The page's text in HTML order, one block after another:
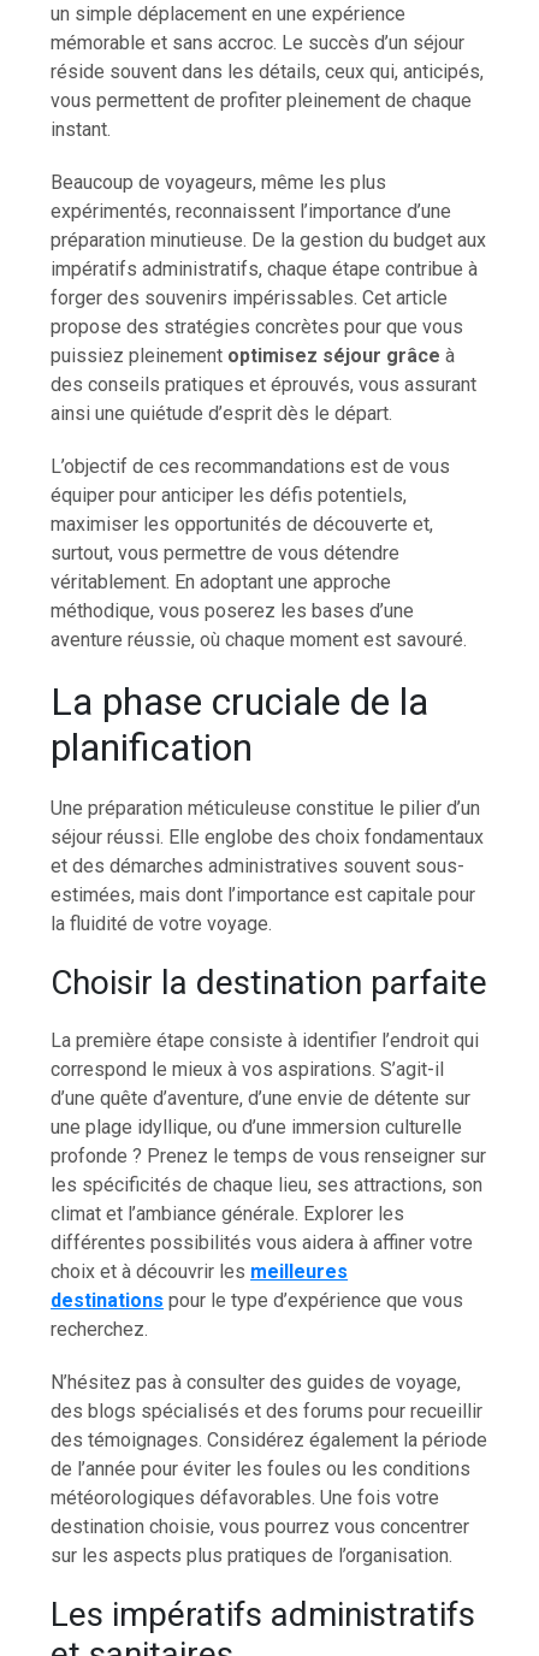
un simple déplacement en une expérience
mémorable et sans accroc. Le succès d’un séjour
réside souvent dans les détails, ceux qui, anticipés,
vous permettent de profiter pleinement de chaque
instant.
Beaucoup de voyageurs, même les plus
expérimentés, reconnaissent l’importance d’une
préparation minutieuse. De la gestion du budget aux
impératifs administratifs, chaque étape contribue à
forger des souvenirs impérissables. Cet article
propose des stratégies concrètes pour que vous
puissiez pleinement optimisez séjour grâce à
des conseils pratiques et éprouvés, vous assurant
ainsi une quiétude d’esprit dès le départ.
L’objectif de ces recommandations est de vous
équiper pour anticiper les défis potentiels,
maximiser les opportunités de découverte et,
surtout, vous permettre de vous détendre
véritablement. En adoptant une approche
méthodique, vous poserez les bases d’une
aventure réussie, où chaque moment est savouré.
La phase cruciale de la
planification
Une préparation méticuleuse constitue le pilier d’un
séjour réussi. Elle englobe des choix fondamentaux
et des démarches administratives souvent sous-
estimées, mais dont l’importance est capitale pour
la fluidité de votre voyage.
Choisir la destination parfaite
La première étape consiste à identifier l’endroit qui
correspond le mieux à vos aspirations. S’agit-il
d’une quête d’aventure, d’une envie de détente sur
une plage idyllique, ou d’une immersion culturelle
profonde ? Prenez le temps de vous renseigner sur
les spécificités de chaque lieu, ses attractions, son
climat et l’ambiance générale. Explorer les
différentes possibilités vous aidera à affiner votre
choix et à découvrir les meilleures
destinations pour le type d’expérience que vous
recherchez.
N’hésitez pas à consulter des guides de voyage,
des blogs spécialisés et des forums pour recueillir
des témoignages. Considérez également la période
de l’année pour éviter les foules ou les conditions
météorologiques défavorables. Une fois votre
destination choisie, vous pourrez vous concentrer
sur les aspects plus pratiques de l’organisation.
Les impératifs administratifs